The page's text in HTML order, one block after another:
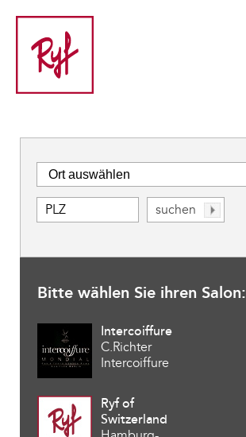
Bitte wählen Sie ihren Salon:
Intercoiffure
C.Richter
Intercoiffure
Ryf of
Switzerland